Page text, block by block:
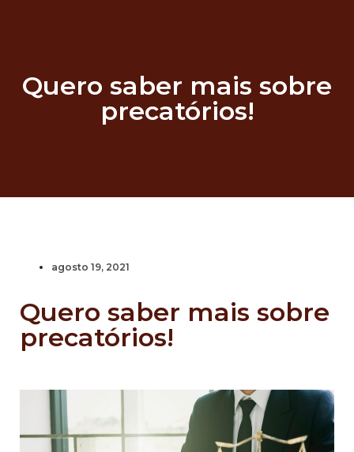
Quero saber mais sobre
precatórios!
agosto 19, 2021
Quero saber mais sobre
precatórios!